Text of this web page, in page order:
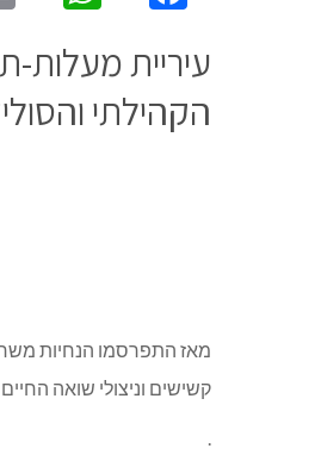
הקהילתי
מאז התפרסמו הנחיות
קשישים וניצולי שואה
.